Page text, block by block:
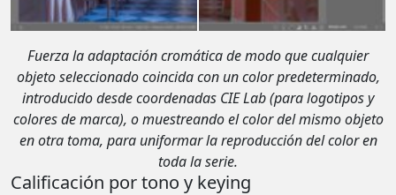
Fuerza la adaptación cromática de modo que cualquier
objeto seleccionado coincida con un color predeterminado,
introducido desde coordenadas CIE Lab (para logotipos y
colores de marca), o muestreando el color del mismo objeto
en otra toma, para uniformar la reproducción del color en
toda la serie.
Calificación por tono y keying